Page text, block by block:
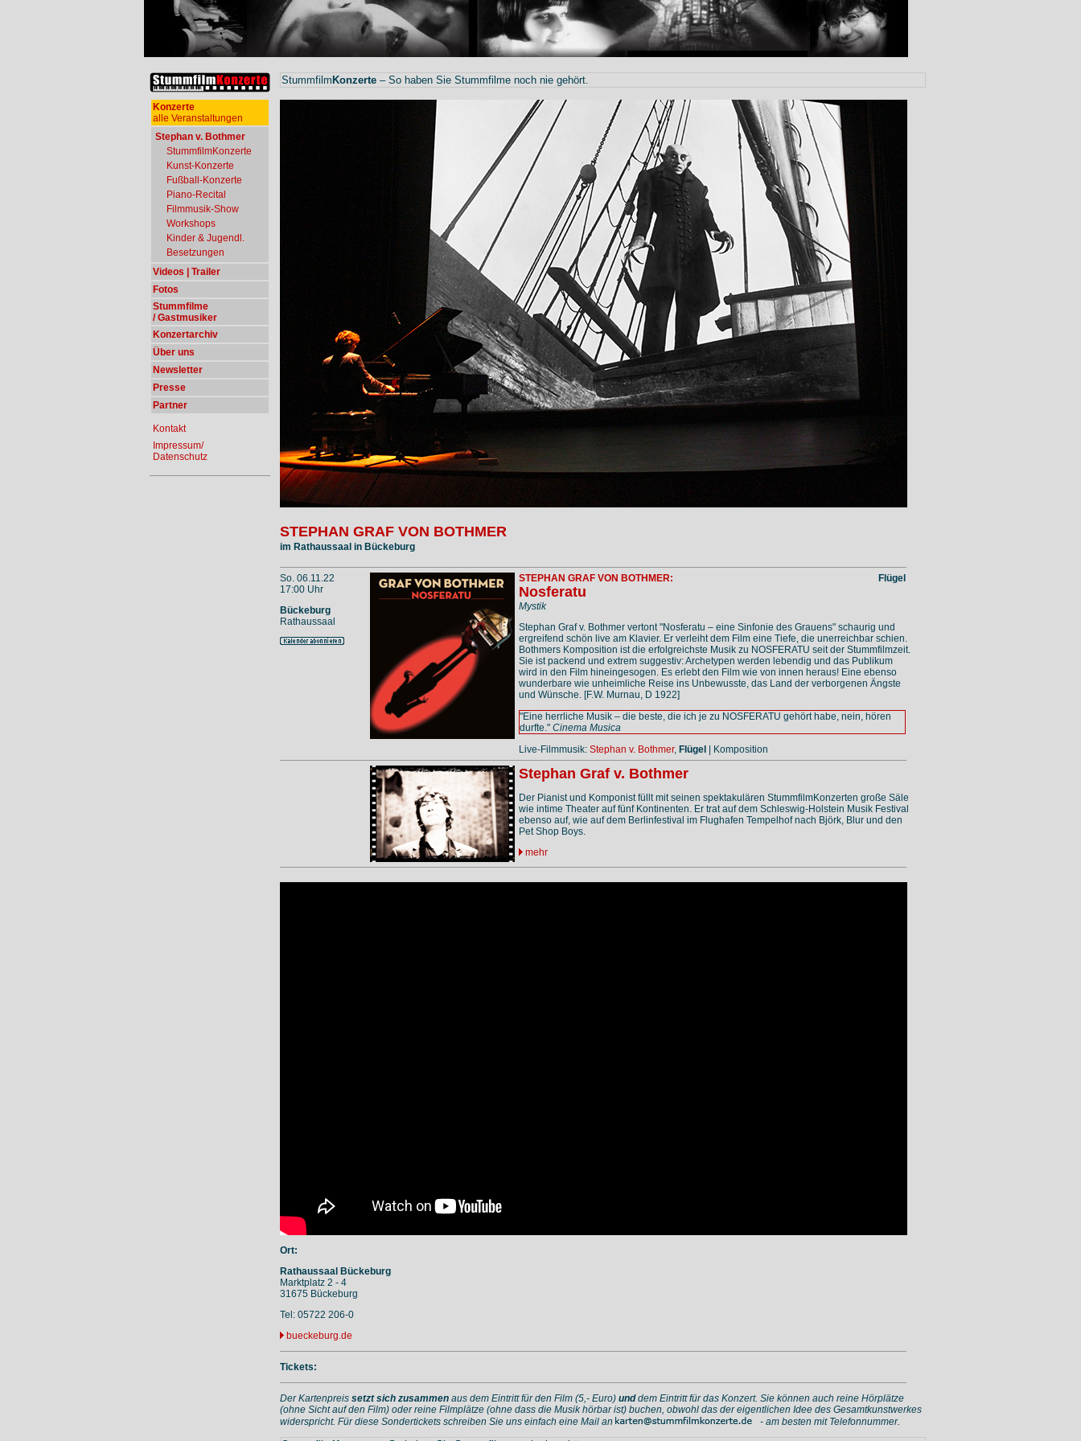
Konzerte
alle Veranstaltungen
Stephan v. Bothmer
StummfilmKonzerte
Kunst-Konzerte
Fußball-Konzerte
Piano-Recital
Filmmusik-Show
Workshops
Kinder & Jugendl.
Besetzungen
Videos | Trailer
Fotos
Stummfilme
/ Gastmusiker
Konzertarchiv
Über uns
Newsletter
Presse
Partner
Kontakt
Impressum/
Datenschutz
Stummfilm Konzerte– So haben Sie Stummfilme noch nie gehört.
STEPHAN GRAF VON BOTHMER
im Rathaussaal in Bückeburg
So. 06.11.22
17:00 Uhr
Bückeburg
Rathaussaal
STEPHAN GRAF VON BOTHMER:
Nosferatu
Mystik
Flügel
Stephan Graf v. Bothmer vertont "Nosferatu – eine Sinfonie des Grauens" schaurig und
ergreifend schön live am Klavier. Er verleiht dem Film eine Tiefe, die unerreichbar schien.
Bothmers Komposition ist die erfolgreichste Musik zu NOSFERATU seit der Stummfilmzeit.
Sie ist packend und extrem suggestiv: Archetypen werden lebendig und das Publikum
wird in den Film hineingesogen. Es erlebt den Film wie von innen heraus! Eine ebenso
wunderbare wie unheimliche Reise ins Unbewusste, das Land der verborgenen Ängste
und Wünsche. [F.W. Murnau, D 1922]
"Eine herrliche Musik – die beste, die ich je zu NOSFERATU gehört habe, nein, hören
durfte." Cinema Musica
Live-Filmmusik: Stephan v. Bothmer, Flügel | Komposition
Stephan Graf v. Bothmer
Der Pianist und Komponist füllt mit seinen spektakulären StummfilmKonzerten große Säle
wie intime Theater auf fünf Kontinenten. Er trat auf dem Schleswig-Holstein Musik Festival
ebenso auf, wie auf dem Berlinfestival im Flughafen Tempelhof nach Björk, Blur und den
Pet Shop Boys.
mehr
Ort:
Rathaussaal Bückeburg
Marktplatz 2 - 4
31675 Bückeburg
Tel: 05722 206-0
bueckeburg.de
Tickets:
Der Kartenpreis setzt sich zusammenaus dem Eintritt für den Film (5,- Euro) unddem Eintritt für das Konzert. Sie können auch reine Hörplätze
(ohne Sicht auf den Film) oder reine Filmplätze (ohne dass die Musik hörbar ist) buchen, obwohl das der eigentlichen Idee des Gesamtkunstwerkes
widerspricht. Für diese Sondertickets schreiben Sie uns einfach eine Mail an
- am besten mit Telefonnummer.